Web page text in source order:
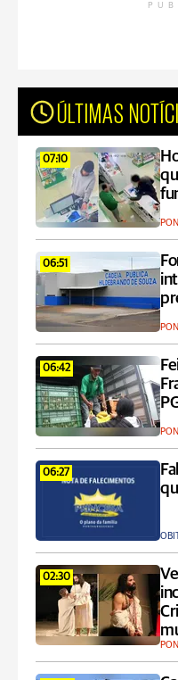
ÚLTIMAS
07:10
06:51
06:42
06:27
02:30